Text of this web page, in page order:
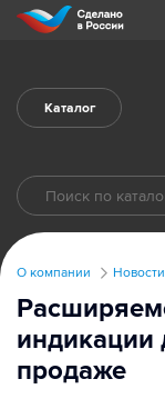
Каталог
О компании Новости
индикации
продаже